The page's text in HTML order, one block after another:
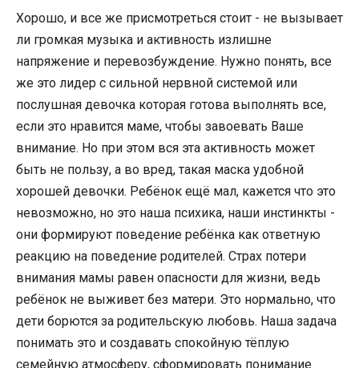
Хорошо, и все же присмотреться стоит - не вызывает
ли громкая музыка и активность излишне
напряжение и перевозбуждение. Нужно понять, все
же это лидер с сильной нервной системой или
послушная девочка которая готова выполнять все,
если это нравится маме, чтобы завоевать Ваше
внимание. Но при этом вся эта активность может
быть не пользу, а во вред, такая маска удобной
хорошей девочки. Ребёнок ещё мал, кажется что это
невозможно, но это наша психика, наши инстинкты -
они формируют поведение ребёнка как ответную
реакцию на поведение родителей. Страх потери
внимания мамы равен опасности для жизни, ведь
ребёнок не выживет без матери. Это нормально, что
дети борются за родительскую любовь. Наша задача
понимать это и создавать спокойную тёплую
семейную атмосферу, сформировать понимание